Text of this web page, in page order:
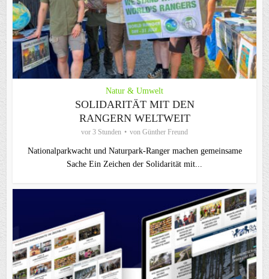
Natur & Umwelt
SOLIDARITÄT MIT DEN
RANGERN WELTWEIT
vor 3 Stunden von Günther Freund
Nationalparkwacht und Naturpark-Ranger machen gemeinsame
Sache Ein Zeichen der Solidarität mit...